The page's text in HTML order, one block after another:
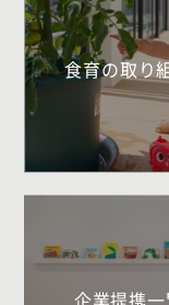
食育の取り